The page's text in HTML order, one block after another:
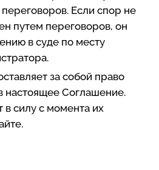
Если спор не
путем переговоров, он
в суде по месту
за собой право
настоящее Соглашение.
в силу с момента их